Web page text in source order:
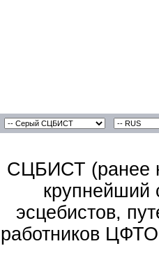
СЦБИСТ (ранее
крупнейший
эсцебистов,
работников